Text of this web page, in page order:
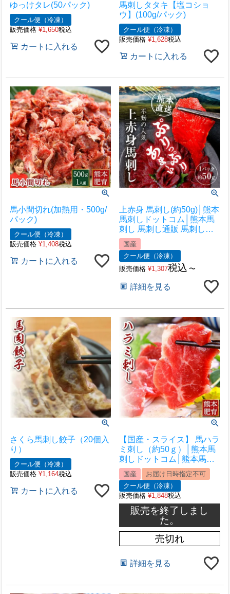
ゆっけタレ(50パック)
クール便（冷凍）
販売価格 ¥1,650税込
カートに入れる
馬刺しタタキ【塩コショ
ウ】(100g/パック)
クール便（冷凍）
販売価格 ¥1,628税込
カートに入れる
馬小間切れ(加熱用・500g/
パック)
クール便（冷凍）
販売価格 ¥1,408税込
カートに入れる
上赤身 馬刺し(約50g)│熊本
馬刺しドットコム│熊本馬
刺し 馬刺し通販 馬刺し専
門店 馬刺しお取り寄せ 利
他フーズ
国産
クール便（冷凍）
販売価格 ¥1,307税込 〜
詳細を見る
さくら馬刺し餃子（20個入
り）
クール便（冷凍）
販売価格 ¥1,164税込
カートに入れる
【国産・スライス】 馬ハラ
ミ刺し（約50ｇ）│熊本馬
刺しドットコム│熊本馬刺
し 馬刺し通販 馬刺し専門
店 馬刺しお取り寄せ 利他
フーズ
国産
お届け日時指定不可
クール便（冷凍）
販売価格 ¥1,848税込
販売を終了しまし
た。
売切れ
詳細を見る